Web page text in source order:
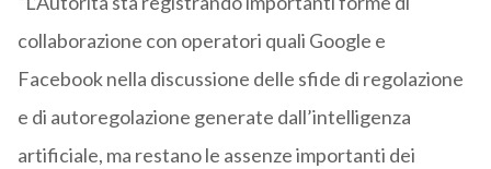
collaborazione con operatori quali Google e
Facebook nella discussione delle sfide di regolazione
e di autoregolazione generate dall’intelligenza
artificiale, ma restano le assenze importanti dei